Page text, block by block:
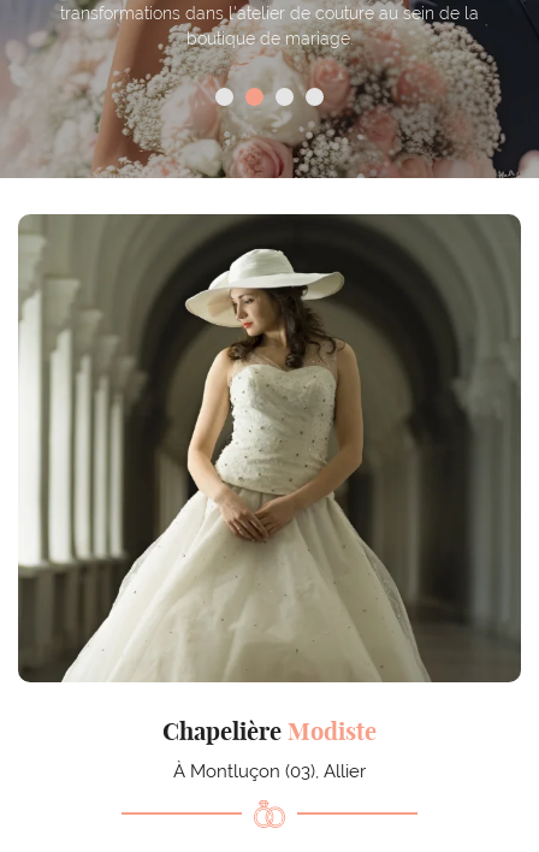
transformations dans l'atelier de couture au sein de la
boutique de mariage.
Chapelière Modiste
À Montluçon (03), Allier